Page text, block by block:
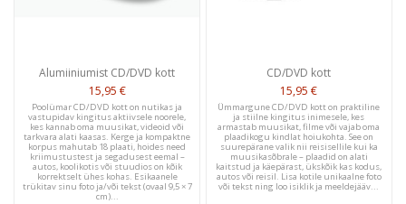
Alumiiniumist CD/DVD kott
15,95 €
Poolümar CD/DVD kott on nutikas ja
vastupidav kingitus aktiivsele noorele,
kes kannab oma muusikat, videoid või
tarkvara alati kaasas. Kerge ja kompaktne
korpus mahutab 18 plaati, hoides need
kriimustustest ja segadusest eemal –
autos, koolikotis või stuudios on kõik
korrektselt ühes kohas. Esikaanele
trükitav sinu foto ja/või tekst (ovaal 9,5 × 7
cm)...
CD/DVD kott
15,95 €
Ümmargune CD/DVD kott on praktiline
ja stiilne kingitus inimesele, kes
armastab muusikat, filme või vajab oma
plaadikogu kindlat hoiukohta. See on
suurepärane valik nii reisisellile kui ka
muusikasõbrale – plaadid on alati
kaitstud ja käepärast, ükskõik kas kodus,
autos või reisil. Lisa kotile unikaalne foto
või tekst ning loo isiklik ja meeldejääv...